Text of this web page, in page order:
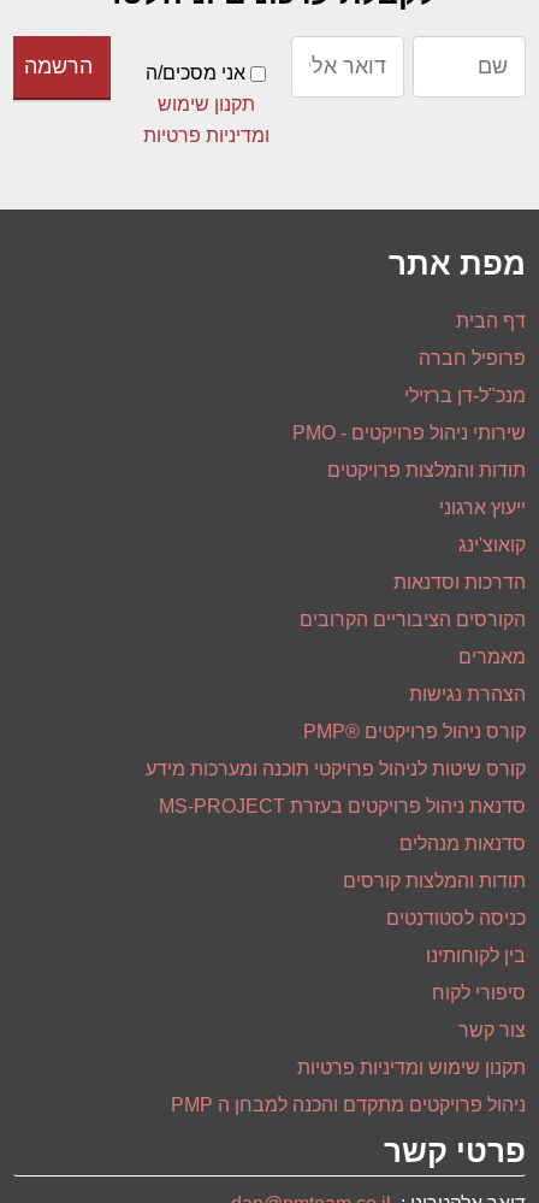
דף הבית
פרופיל חברה
מנכ"ל-דן ברזילי
שירותי ניהול פרויקטים - PMO
תודות והמלצות פרויקטים
ייעוץ ארגוני
קואוצ'ינג
הדרכות וסדנאות
הקורסים הציבוריים הקרובים
מאמרים
הצהרת נגישות
קורס ניהול פרויקטים ®PMP
קורס שיטות לניהול פרויקטי תוכנה ומערכות מידע
סדנאת ניהול פרויקטים בעזרת MS-PROJECT
סדנאות מנהלים
תודות והמלצות קורסים
כניסה לסטודנטים
בין לקוחותינו
סיפורי לקוח